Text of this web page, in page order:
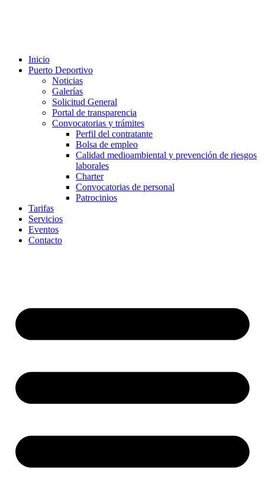
Inicio
Puerto Deportivo
Noticias
Galerías
Solicitud General
Portal de transparencia
Convocatorias y trámites
Perfil del contratante
Bolsa de empleo
Calidad medioambiental y prevención de riesgos
laborales
Charter
Convocatorias de personal
Patrocinios
Tarifas
Servicios
Eventos
Contacto